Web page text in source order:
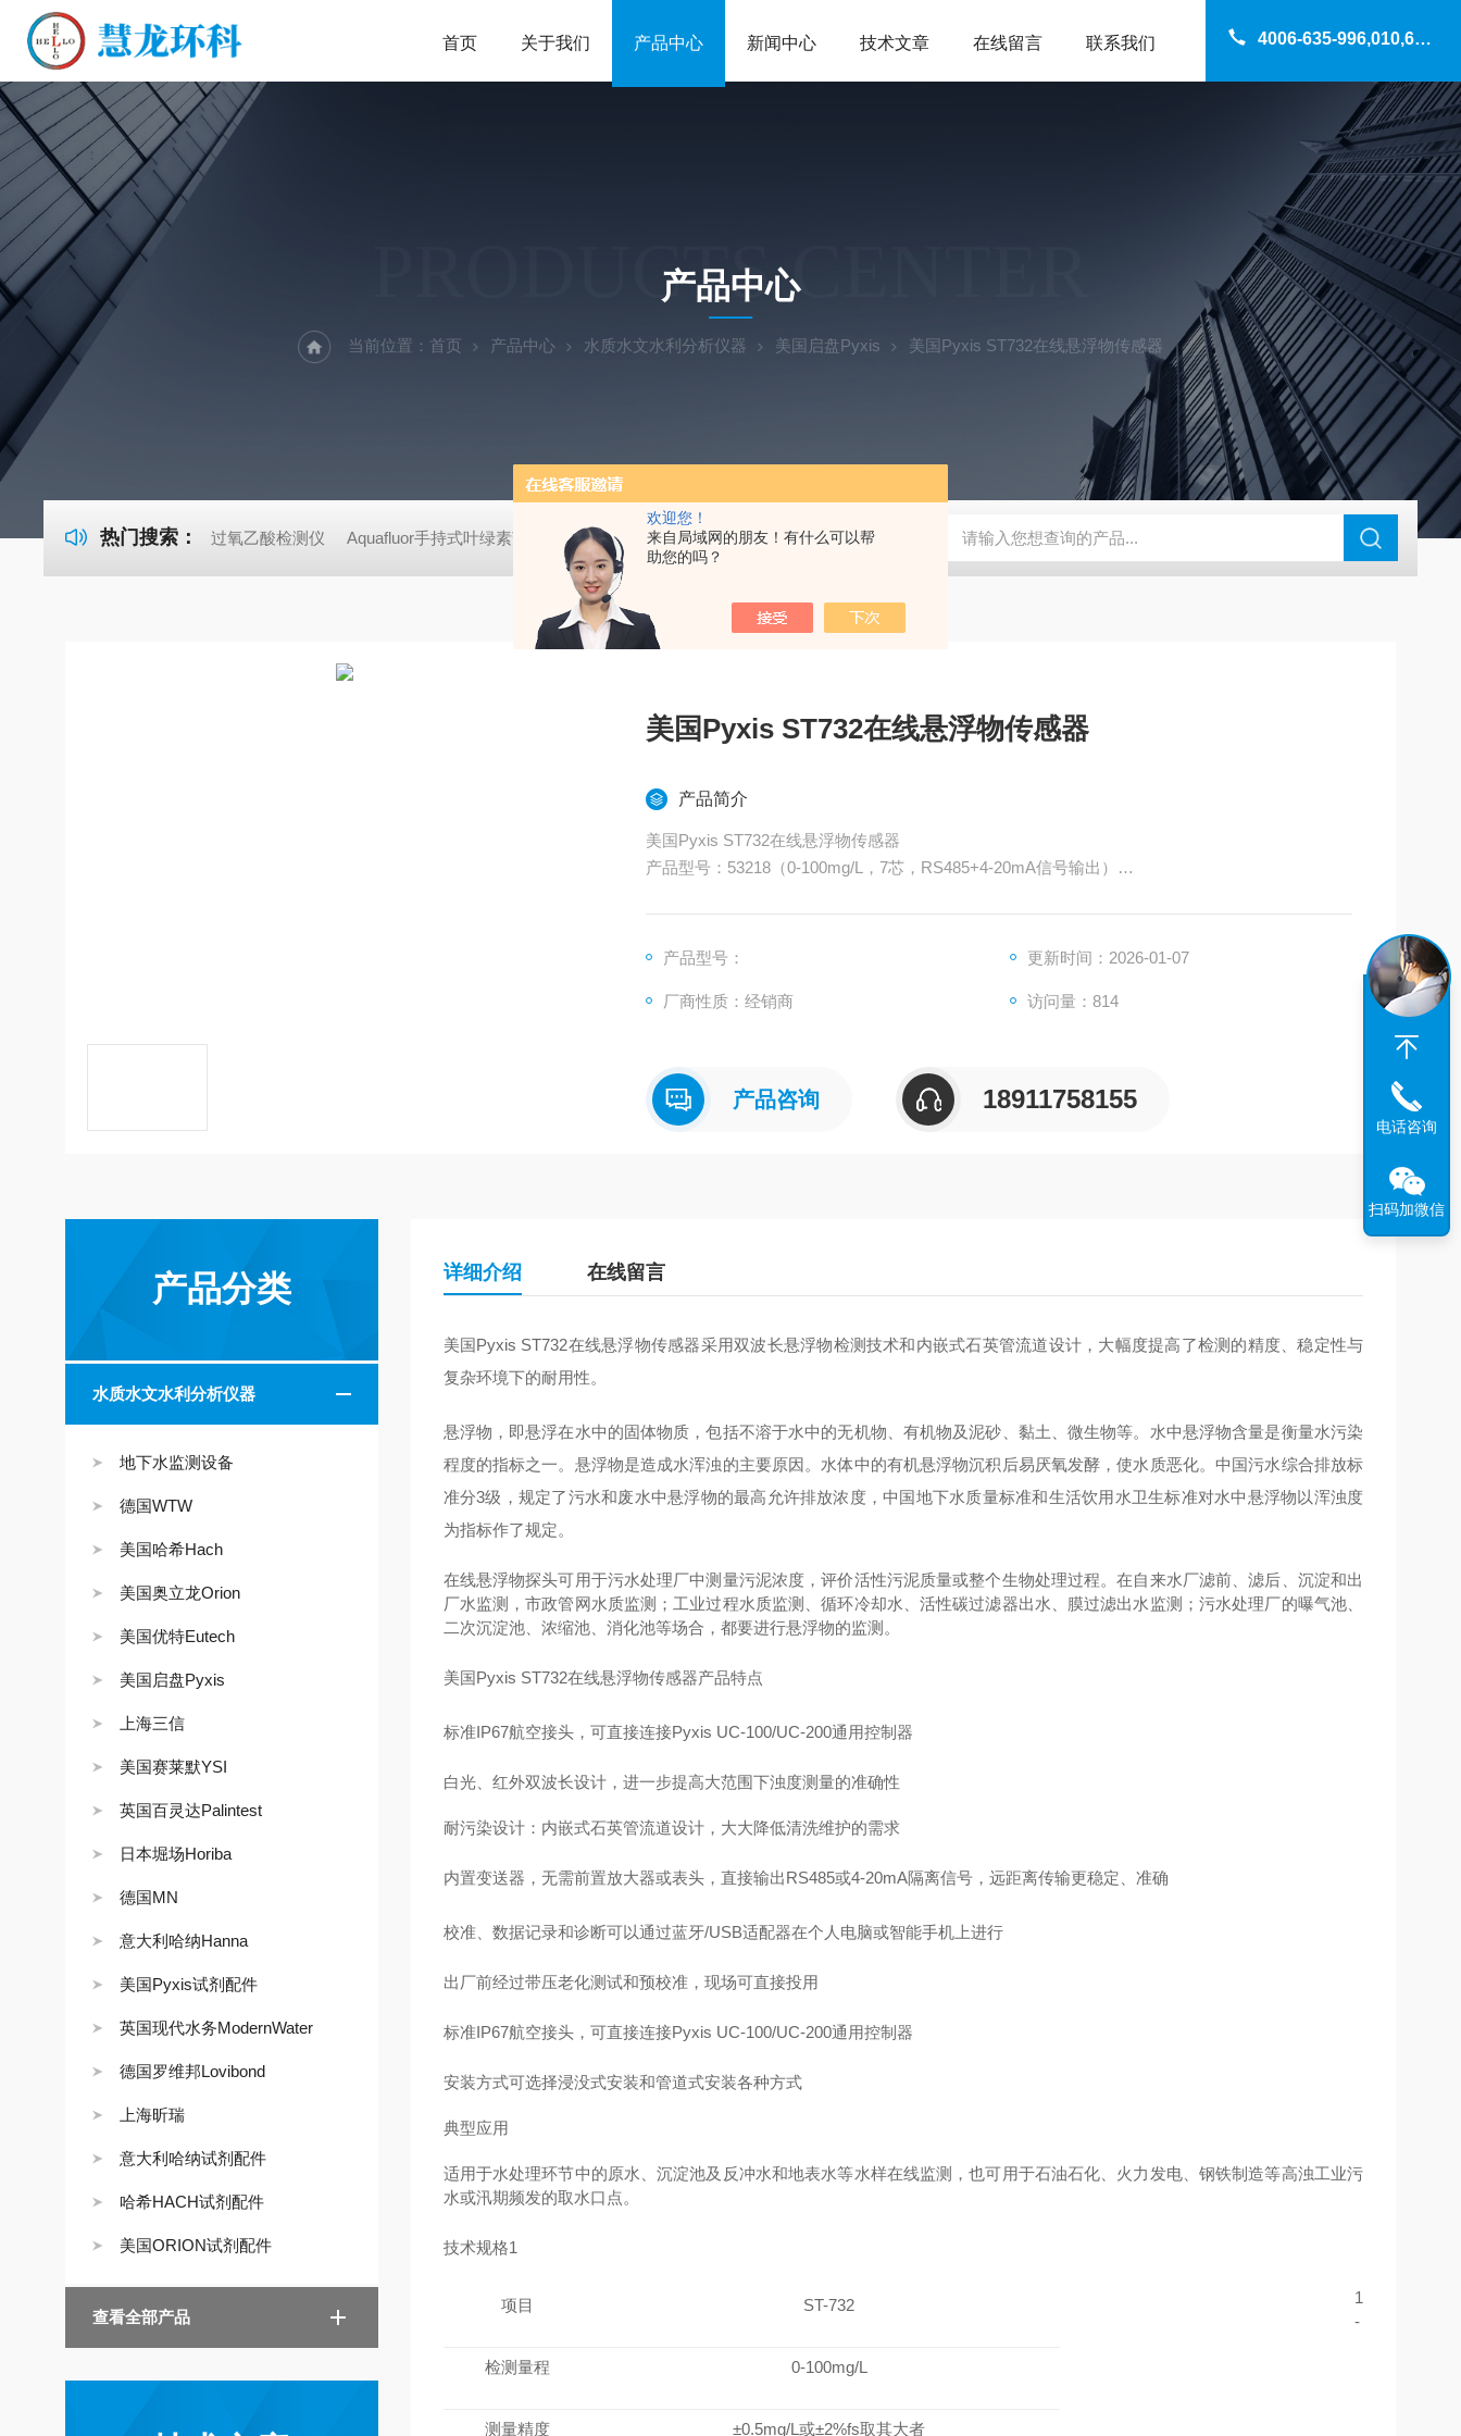
欢迎您！
来自局域网的朋友！有什么可以帮
助您的吗？
4006-635-996,010,69200960
首页 关于我们 产品中心 新闻中心 技术文章 在线留言 联系我们
PRODUCTS CENTER
产品中心
当前位置： 首页 产品中心 水质水文水利分析仪器 美国启盘Pyxis 美国Pyxis ST732在线悬浮物传感器
热门搜索： 过氧乙酸检测仪 Aquafluor手持式叶绿素荧光仪 HLT-001土壤检测仪器土壤采样套装 德国MN 91346过氧乙酸检测仪 CT2001A微电流扣电测试 PL-G07日本富士智
美国Pyxis ST732在线悬浮物传感器
产品简介
美国Pyxis ST732在线悬浮物传感器
产品型号：53218（0-100mg/L，7芯，RS485+4-20mA信号输出）
产品型号：
更新时间：2026-01-07
厂商性质：经销商 访问量：814
产品咨询 18911758155
产品分类
水质水文水利分析仪器
地下水监测设备
德国WTW
美国哈希Hach
美国奥立龙Orion
美国优特Eutech
美国启盘Pyxis
上海三信
美国赛莱默YSI
英国百灵达Palintest
日本堀场Horiba
德国MN
意大利哈纳Hanna
美国Pyxis试剂配件
英国现代水务ModernWater
德国罗维邦Lovibond
上海昕瑞
意大利哈纳试剂配件
哈希HACH试剂配件
美国ORION试剂配件
查看全部产品
详细介绍 在线留言
美国Pyxis ST732在线悬浮物传感器采用双波长悬浮物检测技术和内嵌式石英管流道设计，大幅度提高了检测的精度、稳定性与
复杂环境下的耐用性。
悬浮物，即悬浮在水中的固体物质，包括不溶于水中的无机物、有机物及泥砂、黏土、微生物等。水中悬浮物含量是衡量水污染
程度的指标之一。悬浮物是造成水浑浊的主要原因。水体中的有机悬浮物沉积后易厌氧发酵，使水质恶化。中国污水综合排放标
准分3级，规定了污水和废水中悬浮物的最高允许排放浓度，中国地下水质量标准和生活饮用水卫生标准对水中悬浮物以浑浊度
为指标作了规定。
在线悬浮物探头可用于污水处理厂中测量污泥浓度，评价活性污泥质量或整个生物处理过程。在自来水厂滤前、滤后、沉淀和出
厂水监测，市政管网水质监测；工业过程水质监测、循环冷却水、活性碳过滤器出水、膜过滤出水监测；污水处理厂的曝气池、
二次沉淀池、浓缩池、消化池等场合，都要进行悬浮物的监测。
美国Pyxis ST732在线悬浮物传感器产品特点
标准IP67航空接头，可直接连接Pyxis UC-100/UC-200通用控制器
白光、红外双波长设计，进一步提高大范围下浊度测量的准确性
耐污染设计：内嵌式石英管流道设计，大大降低清洗维护的需求
内置变送器，无需前置放大器或表头，直接输出RS485或4-20mA隔离信号，远距离传输更稳定、准确
校准、数据记录和诊断可以通过蓝牙/USB适配器在个人电脑或智能手机上进行
出厂前经过带压老化测试和预校准，现场可直接投用
标准IP67航空接头，可直接连接Pyxis UC-100/UC-200通用控制器
安装方式可选择浸没式安装和管道式安装各种方式
典型应用
适用于水处理环节中的原水、沉淀池及反冲水和地表水等水样在线监测，也可用于石油石化、火力发电、钢铁制造等高浊工业污
水或汛期频发的取水口点。
技术规格1
项目 ST-732
检测量程 0-100mg/L
测量精度 ±0.5mg/L或±2%fs取其大者
1
-
电话咨询
扫码加微信